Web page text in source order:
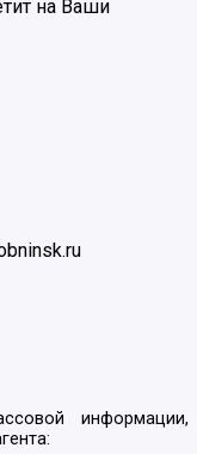
на Ваши
информации,